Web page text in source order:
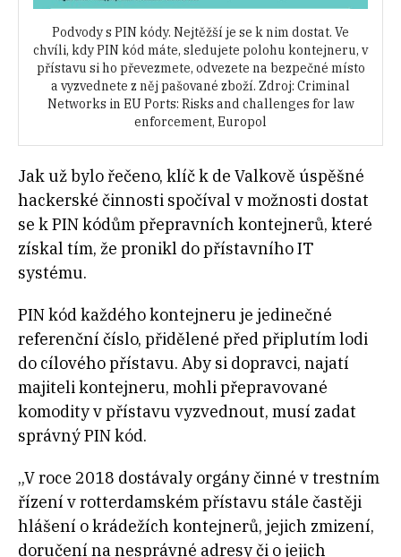
Podvody s PIN kódy. Nejtěžší je se k nim dostat. Ve
chvíli, kdy PIN kód máte, sledujete polohu kontejneru, v
přístavu si ho převezmete, odvezete na bezpečné místo
a vyzvednete z něj pašované zboží. Zdroj: Criminal
Networks in EU Ports: Risks and challenges for law
enforcement, Europol
Jak už bylo řečeno, klíč k de Valkově úspěšné
hackerské činnosti spočíval v možnosti dostat
se k PIN kódům přepravních kontejnerů, které
získal tím, že pronikl do přístavního IT
systému.
PIN kód každého kontejneru je jedinečné
referenční číslo, přidělené před připlutím lodi
do cílového přístavu. Aby si dopravci, najatí
majiteli kontejneru, mohli přepravované
komodity v přístavu vyzvednout, musí zadat
správný PIN kód.
„V roce 2018 dostávaly orgány činné v trestním
řízení v rotterdamském přístavu stále častěji
hlášení o krádežích kontejnerů, jejich zmizení,
doručení na nesprávné adresy či o jejich